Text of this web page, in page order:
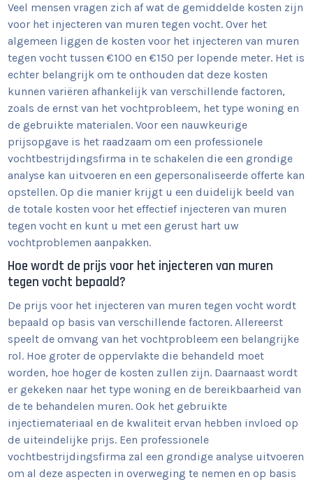
Veel mensen vragen zich af wat de gemiddelde kosten zijn
voor het injecteren van muren tegen vocht. Over het
algemeen liggen de kosten voor het injecteren van muren
tegen vocht tussen €100 en €150 per lopende meter. Het is
echter belangrijk om te onthouden dat deze kosten
kunnen variëren afhankelijk van verschillende factoren,
zoals de ernst van het vochtprobleem, het type woning en
de gebruikte materialen. Voor een nauwkeurige
prijsopgave is het raadzaam om een professionele
vochtbestrijdingsfirma in te schakelen die een grondige
analyse kan uitvoeren en een gepersonaliseerde offerte kan
opstellen. Op die manier krijgt u een duidelijk beeld van
de totale kosten voor het effectief injecteren van muren
tegen vocht en kunt u met een gerust hart uw
vochtproblemen aanpakken.
Hoe wordt de prijs voor het injecteren van muren
tegen vocht bepaald?
De prijs voor het injecteren van muren tegen vocht wordt
bepaald op basis van verschillende factoren. Allereerst
speelt de omvang van het vochtprobleem een belangrijke
rol. Hoe groter de oppervlakte die behandeld moet
worden, hoe hoger de kosten zullen zijn. Daarnaast wordt
er gekeken naar het type woning en de bereikbaarheid van
de te behandelen muren. Ook het gebruikte
injectiemateriaal en de kwaliteit ervan hebben invloed op
de uiteindelijke prijs. Een professionele
vochtbestrijdingsfirma zal een grondige analyse uitvoeren
om al deze aspecten in overweging te nemen en op basis